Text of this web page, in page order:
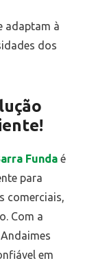
adaptam à
dos
Funda é
para
comerciais,
Com a
em